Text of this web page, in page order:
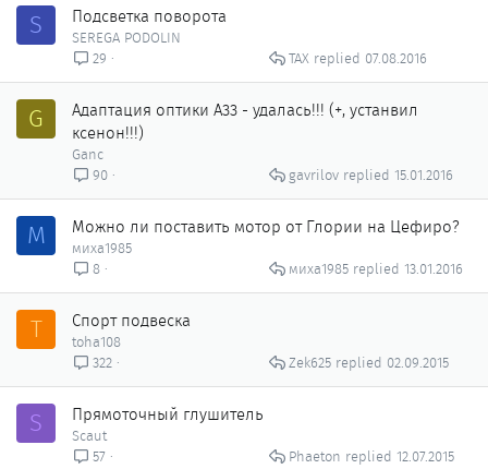
S Подсветка поворота
SEREGA PODOLIN
29
07.08.2016
ТАХ
G
Адаптация оптики А33 - удалась!!! (+, устанвил
ксенон!!!)
Ganc
90
15.01.2016
gavrilov
М Можно ли поставить мотор от Глории на Цефиро?
миха1985
8
13.01.2016
миха1985
T Спорт подвеска
toha108
322
02.09.2015
Zek625
S Прямоточный глушитель
Scaut
57
12.07.2015
Phaeton